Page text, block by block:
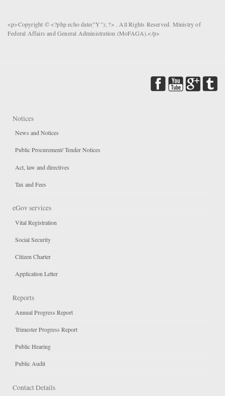
<p>Copyright © <?php echo date("Y"); ?> . All Rights Reserved. Ministry of
Federal Affairs and General Administration (MoFAGA).</p>
Notices
News and Notices
Public Procurement/ Tender Notices
Act, law and directives
Tax and Fees
eGov services
Vital Registration
Social Security
Citizen Charter
Application Letter
Reports
Annual Progress Report
Trimester Progress Report
Public Hearing
Public Audit
Contact Details